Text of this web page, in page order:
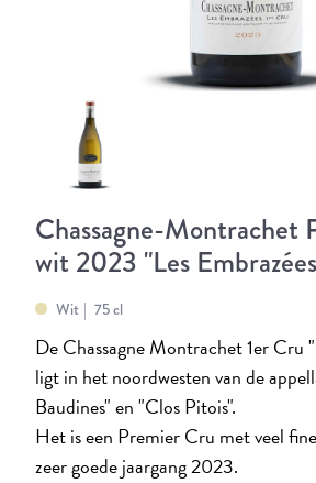
Chassagne-Montrachet
wit 2023 "Les
Wit 75 cl
De Chassagne Montrachet 1er Cru "
ligt in het noordwesten van de
Baudines" en "Clos Pitois".
Het is een Premier Cru met veel
zeer goede jaargang 2023.